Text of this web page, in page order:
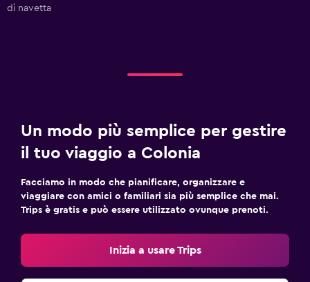
di navetta
Un modo più semplice per gestire
il tuo viaggio a Colonia
Facciamo in modo che pianificare, organizzare e
viaggiare con amici o familiari sia più semplice che mai.
Trips è gratis e può essere utilizzato ovunque prenoti.
Inizia a usare Trips